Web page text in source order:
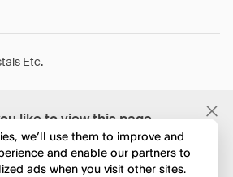
like to view this page
in English?
Etc.
we’ll use them to improve and
and enable our partners to
ads when you visit other sites.